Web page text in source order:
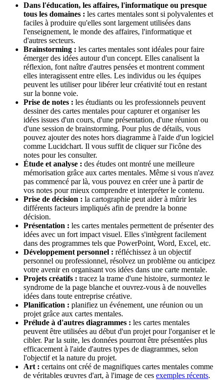
Dans l'éducation, les affaires, l'informatique ou presque
tous les domaines : les cartes mentales sont si polyvalentes et
faciles à produire qu'elles sont largement utilisées dans
l'enseignement, le monde des affaires, l'informatique et
d'autres secteurs.
Brainstorming : les cartes mentales sont idéales pour faire
émerger des idées autour d'un concept. Elles canalisent la
réflexion, font naître d'autres pensées et montrent comment
elles interagissent entre elles. Les individus ou les équipes
peuvent les utiliser pour libérer leur créativité tout en restant
sur la bonne voie.
Prise de notes : les étudiants ou les professionnels peuvent
dessiner des cartes mentales pour capturer et organiser les
idées issues d'un cours, d'une présentation, d'une réunion ou
d'une session de brainstorming. Pour plus de détails, vous
pouvez ajouter des notes hors diagramme à l'aide d'un logiciel
comme Lucidchart. Il vous suffit de cliquer sur l'icône des
notes pour les consulter.
Étude et analyse : des études ont montré une meilleure
mémorisation grâce aux cartes mentales. Même si vous n'avez
pas commencé par là, vous pouvez en créer une à partir de
vos notes pour mieux comprendre et interpréter le contenu.
Prise de décision : la cartographie peut aider à mûrir les
différents facteurs impliqués afin de prendre la bonne
décision.
Présentation : les cartes mentales permettent de présenter des
idées avec un fort impact visuel. Elles s'intègrent facilement
dans des programmes tels que PowerPoint, Word, Excel, etc.
Développement personnel : réfléchissez à un objectif
personnel ou professionnel, résolvez un problème ou anticipez
votre avenir en organisant vos idées dans une carte mentale.
Projets créatifs : tracez la trame d'une histoire, surmontez le
syndrome de la page blanche et ouvrez-vous à de nouvelles
idées dans toute entreprise créative.
Planification : planifiez un événement, une réunion ou un
projet grâce aux cartes mentales.
Prélude à d'autres diagrammes : les cartes mentales
peuvent être utilisées au début d'un projet pour l'organiser et le
cibler. Par la suite, les données pourront être présentées plus
efficacement à l'aide d'autres types de diagrammes, selon
l'objectif et la nature du projet.
Art : certains ont créé de magnifiques cartes mentales comme
de véritables œuvres d'art, à l'image de ces exemples récents.